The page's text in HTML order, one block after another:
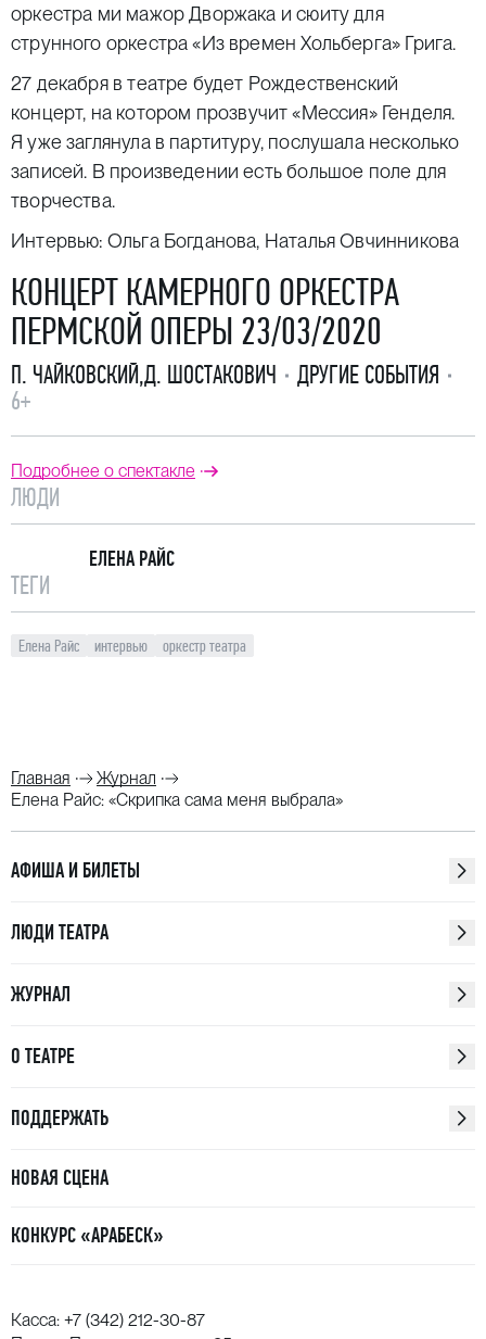
оркестра ми мажор Дворжака и сюиту для
струнного оркестра «Из времен Хольберга» Грига.
27 декабря в театре будет Рождественский
концерт, на котором прозвучит «Мессия» Генделя.
Я уже заглянула в партитуру, послушала несколько
записей. В произведении есть большое поле для
творчества.
Интервью: Ольга Богданова, Наталья Овчинникова
КОНЦЕРТ КАМЕРНОГО ОРКЕСТРА
ПЕРМСКОЙ ОПЕРЫ 23/03/2020
П. ЧАЙКОВСКИЙ,Д. ШОСТАКОВИЧ
ДРУГИЕ СОБЫТИЯ
6+
Подробнее о спектакле
ЛЮДИ
ЕЛЕНА РАЙС
ТЕГИ
Елена Райс интервью оркестр театра
Главная
Журнал
Елена Райс: «Скрипка сама меня выбрала»
АФИША И БИЛЕТЫ
ЛЮДИ ТЕАТРА
ЖУРНАЛ
О ТЕАТРЕ
ПОДДЕРЖАТЬ
НОВАЯ СЦЕНА
КОНКУРС «АРАБЕСК»
Касса: +7 (342) 212-30-87